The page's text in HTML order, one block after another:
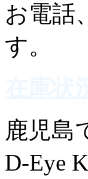
お電話
す。
鹿児島
D-Eye